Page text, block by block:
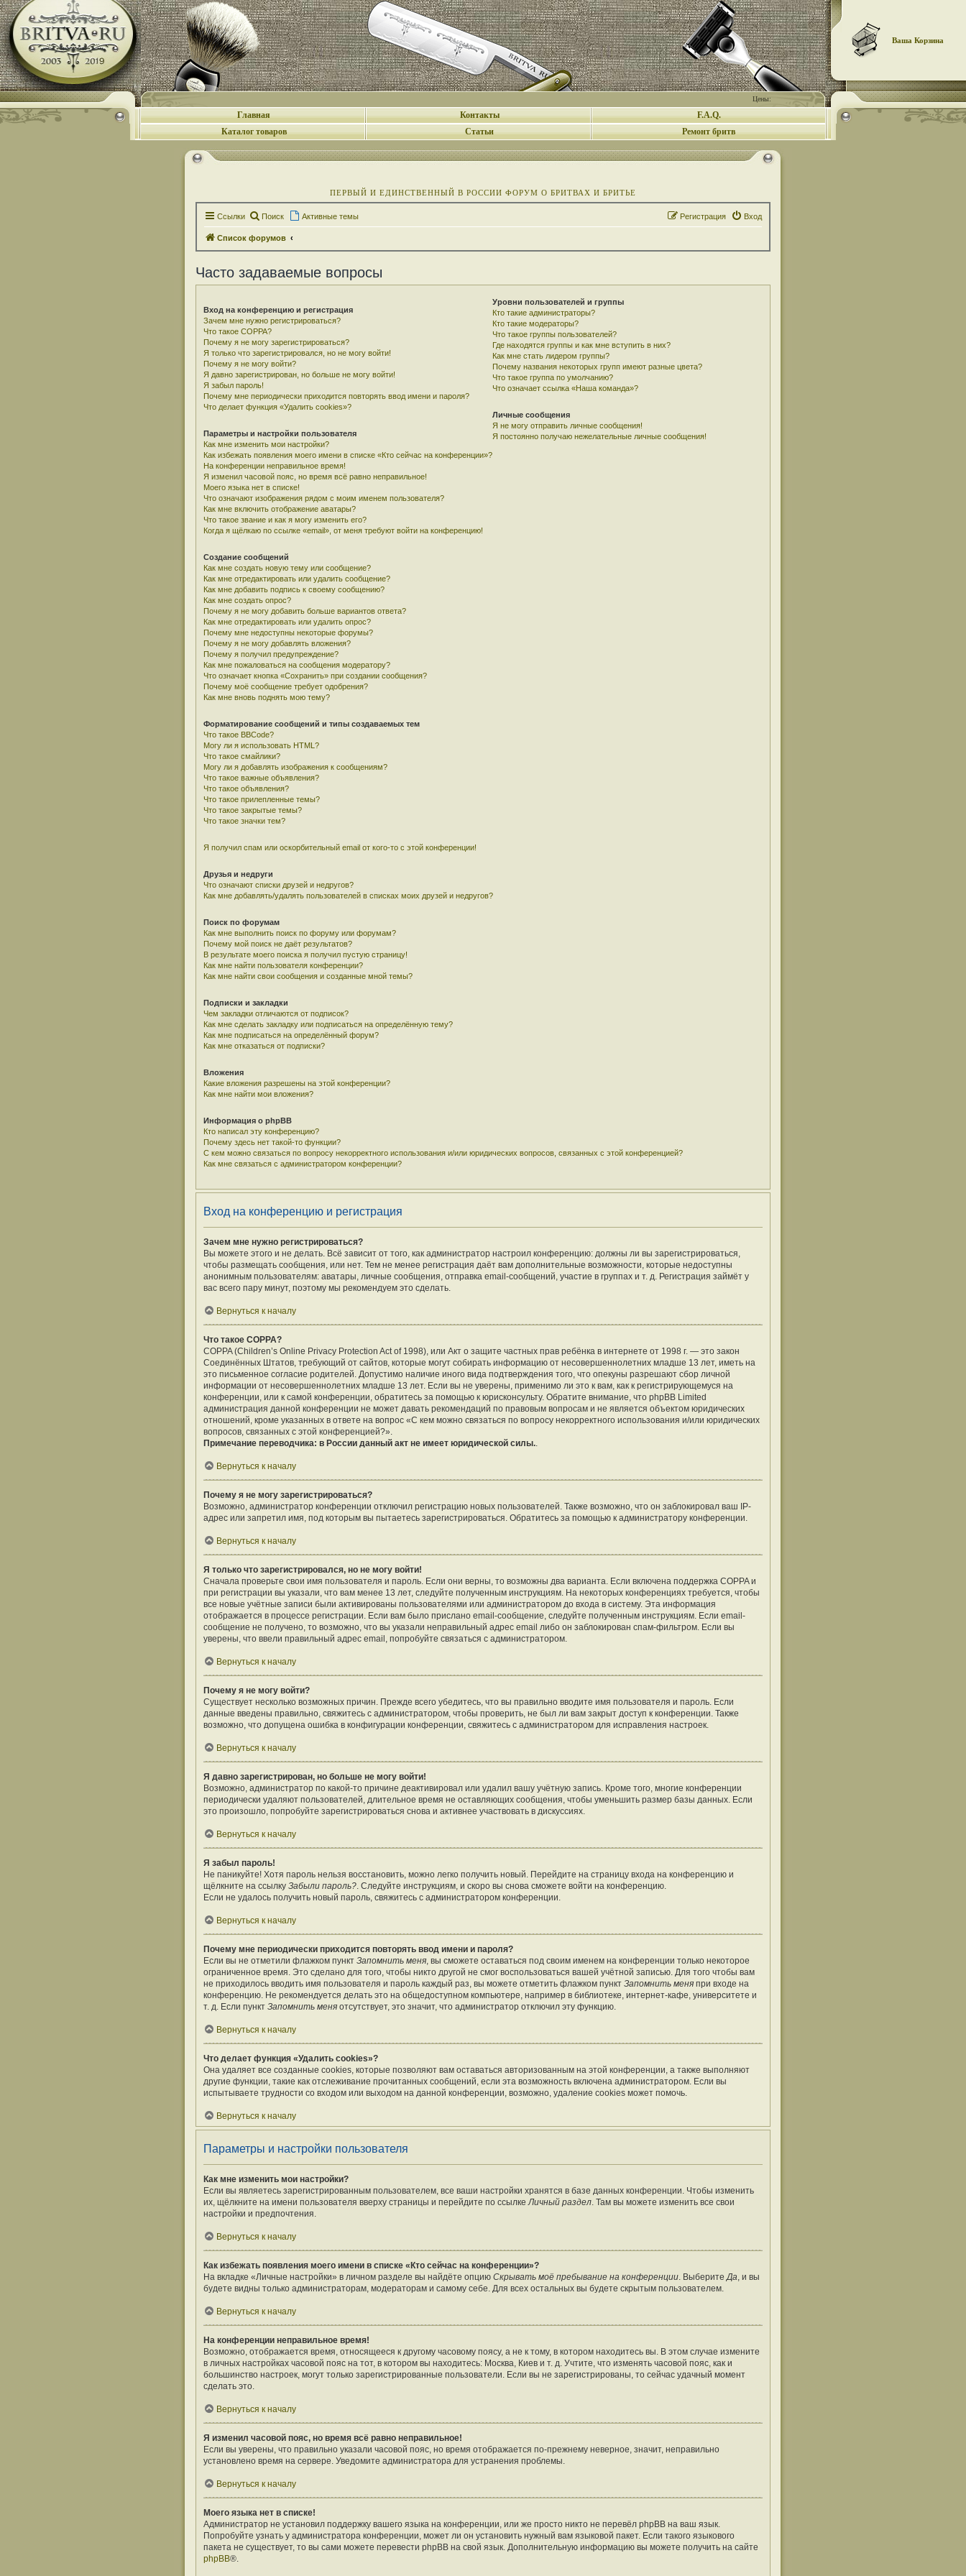
Цены:
Ваша Корзина
Главная Контакты
F.A.Q.
Каталог товаров
Статьи Ремонт бритв
ПЕРВЫЙ И ЕДИНСТВЕННЫЙ В РОССИИ ФОРУМ О БРИТВАХ И БРИТЬЕ
Ссылки Поиск Активные темы Вход
Регистрация
Список форумов
Часто задаваемые вопросы
Вход на конференцию и регистрация
Зачем мне нужно регистрироваться?
Что такое COPPA?
Почему я не могу зарегистрироваться?
Я только что зарегистрировался, но не могу войти!
Почему я не могу войти?
Я давно зарегистрирован, но больше не могу войти!
Я забыл пароль!
Почему мне периодически приходится повторять ввод имени и пароля?
Что делает функция «Удалить cookies»?
Параметры и настройки пользователя
Как мне изменить мои настройки?
Как избежать появления моего имени в списке «Кто сейчас на конференции»?
На конференции неправильное время!
Я изменил часовой пояс, но время всё равно неправильное!
Моего языка нет в списке!
Что означают изображения рядом с моим именем пользователя?
Как мне включить отображение аватары?
Что такое звание и как я могу изменить его?
Когда я щёлкаю по ссылке «email», от меня требуют войти на конференцию!
Создание сообщений
Как мне создать новую тему или сообщение?
Как мне отредактировать или удалить сообщение?
Как мне добавить подпись к своему сообщению?
Как мне создать опрос?
Почему я не могу добавить больше вариантов ответа?
Как мне отредактировать или удалить опрос?
Почему мне недоступны некоторые форумы?
Почему я не могу добавлять вложения?
Почему я получил предупреждение?
Как мне пожаловаться на сообщения модератору?
Что означает кнопка «Сохранить» при создании сообщения?
Почему моё сообщение требует одобрения?
Как мне вновь поднять мою тему?
Форматирование сообщений и типы создаваемых тем
Что такое BBCode?
Могу ли я использовать HTML?
Что такое смайлики?
Могу ли я добавлять изображения к сообщениям?
Что такое важные объявления?
Что такое объявления?
Что такое прилепленные темы?
Что такое закрытые темы?
Что такое значки тем?
Уровни пользователей и группы
Кто такие администраторы?
Кто такие модераторы?
Что такое группы пользователей?
Где находятся группы и как мне вступить в них?
Как мне стать лидером группы?
Почему названия некоторых групп имеют разные цвета?
Что такое группа по умолчанию?
Что означает ссылка «Наша команда»?
Личные сообщения
Я не могу отправить личные сообщения!
Я постоянно получаю нежелательные личные сообщения!
Я получил спам или оскорбительный email от кого-то с этой конференции!
Друзья и недруги
Что означают списки друзей и недругов?
Как мне добавлять/удалять пользователей в списках моих друзей и недругов?
Поиск по форумам
Как мне выполнить поиск по форуму или форумам?
Почему мой поиск не даёт результатов?
В результате моего поиска я получил пустую страницу!
Как мне найти пользователя конференции?
Как мне найти свои сообщения и созданные мной темы?
Подписки и закладки
Чем закладки отличаются от подписок?
Как мне сделать закладку или подписаться на определённую тему?
Как мне подписаться на определённый форум?
Как мне отказаться от подписки?
Вложения
Какие вложения разрешены на этой конференции?
Как мне найти мои вложения?
Информация о phpBB
Кто написал эту конференцию?
Почему здесь нет такой-то функции?
С кем можно связаться по вопросу некорректного использования и/или юридических вопросов, связанных с этой конференцией?
Как мне связаться с администратором конференции?
Вход на конференцию и регистрация
Зачем мне нужно регистрироваться?
Вы можете этого и не делать. Всё зависит от того, как администратор настроил конференцию: должны ли вы зарегистрироваться,
чтобы размещать сообщения, или нет. Тем не менее регистрация даёт вам дополнительные возможности, которые недоступны
анонимным пользователям: аватары, личные сообщения, отправка email-сообщений, участие в группах и т. д. Регистрация займёт у
вас всего пару минут, поэтому мы рекомендуем это сделать.
Вернуться к началу
Что такое COPPA?
COPPA (Children’s Online Privacy Protection Act of 1998), или Акт о защите частных прав ребёнка в интернете от 1998 г. — это закон
Соединённых Штатов, требующий от сайтов, которые могут собирать информацию от несовершеннолетних младше 13 лет, иметь на
это письменное согласие родителей. Допустимо наличие иного вида подтверждения того, что опекуны разрешают сбор личной
информации от несовершеннолетних младше 13 лет. Если вы не уверены, применимо ли это к вам, как к регистрирующемуся на
конференции, или к самой конференции, обратитесь за помощью к юрисконсульту. Обратите внимание, что phpBB Limited
администрация данной конференции не может давать рекомендаций по правовым вопросам и не является объектом юридических
отношений, кроме указанных в ответе на вопрос «С кем можно связаться по вопросу некорректного использования и/или юридических
вопросов, связанных с этой конференцией?».
Примечание переводчика: в России данный акт не имеет юридической силы..
Вернуться к началу
Почему я не могу зарегистрироваться?
Возможно, администратор конференции отключил регистрацию новых пользователей. Также возможно, что он заблокировал ваш IP-
адрес или запретил имя, под которым вы пытаетесь зарегистрироваться. Обратитесь за помощью к администратору конференции.
Вернуться к началу
Я только что зарегистрировался, но не могу войти!
Сначала проверьте свои имя пользователя и пароль. Если они верны, то возможны два варианта. Если включена поддержка COPPA и
при регистрации вы указали, что вам менее 13 лет, следуйте полученным инструкциям. На некоторых конференциях требуется, чтобы
все новые учётные записи были активированы пользователями или администратором до входа в систему. Эта информация
отображается в процессе регистрации. Если вам было прислано email-сообщение, следуйте полученным инструкциям. Если email-
сообщение не получено, то возможно, что вы указали неправильный адрес email либо он заблокирован спам-фильтром. Если вы
уверены, что ввели правильный адрес email, попробуйте связаться с администратором.
Вернуться к началу
Почему я не могу войти?
Существует несколько возможных причин. Прежде всего убедитесь, что вы правильно вводите имя пользователя и пароль. Если
данные введены правильно, свяжитесь с администратором, чтобы проверить, не был ли вам закрыт доступ к конференции. Также
возможно, что допущена ошибка в конфигурации конференции, свяжитесь с администратором для исправления настроек.
Вернуться к началу
Я давно зарегистрирован, но больше не могу войти!
Возможно, администратор по какой-то причине деактивировал или удалил вашу учётную запись. Кроме того, многие конференции
периодически удаляют пользователей, длительное время не оставляющих сообщения, чтобы уменьшить размер базы данных. Если
это произошло, попробуйте зарегистрироваться снова и активнее участвовать в дискуссиях.
Вернуться к началу
Я забыл пароль!
Не паникуйте! Хотя пароль нельзя восстановить, можно легко получить новый. Перейдите на страницу входа на конференцию и
щёлкните на ссылку Забыли пароль?. Следуйте инструкциям, и скоро вы снова сможете войти на конференцию.
Если не удалось получить новый пароль, свяжитесь с администратором конференции.
Вернуться к началу
Почему мне периодически приходится повторять ввод имени и пароля?
Если вы не отметили флажком пункт Запомнить меня, вы сможете оставаться под своим именем на конференции только некоторое
ограниченное время. Это сделано для того, чтобы никто другой не смог воспользоваться вашей учётной записью. Для того чтобы вам
не приходилось вводить имя пользователя и пароль каждый раз, вы можете отметить флажком пункт Запомнить меня при входе на
конференцию. Не рекомендуется делать это на общедоступном компьютере, например в библиотеке, интернет-кафе, университете и
т. д. Если пункт Запомнить меня отсутствует, это значит, что администратор отключил эту функцию.
Вернуться к началу
Что делает функция «Удалить cookies»?
Она удаляет все созданные cookies, которые позволяют вам оставаться авторизованным на этой конференции, а также выполняют
другие функции, такие как отслеживание прочитанных сообщений, если эта возможность включена администратором. Если вы
испытываете трудности со входом или выходом на данной конференции, возможно, удаление cookies может помочь.
Вернуться к началу
Параметры и настройки пользователя
Как мне изменить мои настройки?
Если вы являетесь зарегистрированным пользователем, все ваши настройки хранятся в базе данных конференции. Чтобы изменить
их, щёлкните на имени пользователя вверху страницы и перейдите по ссылкеЛичный раздел. Там вы можете изменить все свои
настройки и предпочтения.
Вернуться к началу
Как избежать появления моего имени в списке «Кто сейчас на конференции»?
На вкладке «Личные настройки» в личном разделе вы найдёте опцию Скрывать моё пребывание на конференции. ВыберитеДа, и вы
будете видны только администраторам, модераторам и самому себе. Для всех остальных вы будете скрытым пользователем.
Вернуться к началу
На конференции неправильное время!
Возможно, отображается время, относящееся к другому часовому поясу, а не к тому, в котором находитесь вы. В этом случае измените
в личных настройках часовой пояс на тот, в котором вы находитесь: Москва, Киев и т. д. Учтите, что изменять часовой пояс, как и
большинство настроек, могут только зарегистрированные пользователи. Если вы не зарегистрированы, то сейчас удачный момент
сделать это.
Вернуться к началу
Я изменил часовой пояс, но время всё равно неправильное!
Если вы уверены, что правильно указали часовой пояс, но время отображается по-прежнему неверное, значит, неправильно
установлено время на сервере. Уведомите администратора для устранения проблемы.
Вернуться к началу
Моего языка нет в списке!
Администратор не установил поддержку вашего языка на конференции, или же просто никто не перевёл phpBB на ваш язык.
Попробуйте узнать у администратора конференции, может ли он установить нужный вам языковой пакет. Если такого языкового
пакета не существует, то вы сами можете перевести phpBB на свой язык. Дополнительную информацию вы можете получить на сайте
phpBB®.